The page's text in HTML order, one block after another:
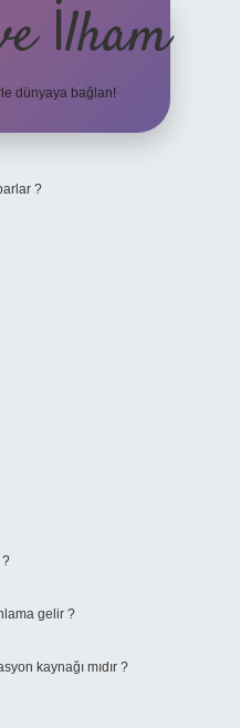
İlham
dünyaya bağlan!
?
gelir ?
kaynağı mıdır ?